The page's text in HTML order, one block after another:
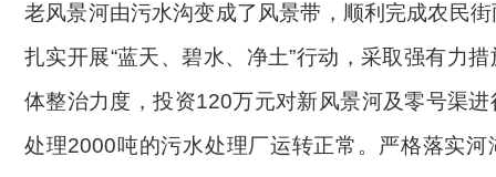
老风景河由污水沟变成了风景带，顺利完成农民
扎实开展“蓝天、碧水、净土”行动，采取强有力
体整治力度，投资120万元对新风景河及零号渠
处理2000吨的污水处理厂运转正常。严格落实河